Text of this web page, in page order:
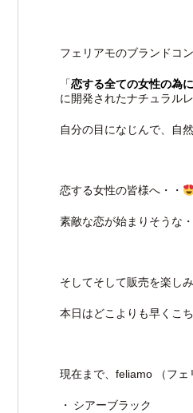
フェリアモのブランドコ
「恋する全ての女性の為に
に開発されたナチュラル
自分の目になじんで、自
恋する女性の皆様へ・・
素敵な恋が始まりそうな・
そしてそして販売を楽し
本日はどこよりも早くこ
現在まで、feliamo （フェ
・ シアーブラック